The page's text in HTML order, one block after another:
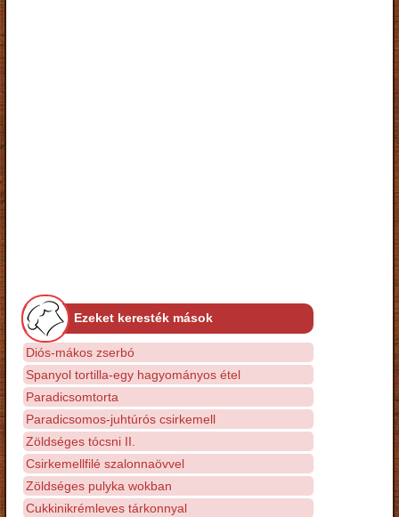
Ezeket keresték mások
Diós-mákos zserbó
Spanyol tortilla-egy hagyományos étel
Paradicsomtorta
Paradicsomos-juhtúrós csirkemell
Zöldséges tócsni II.
Csirkemellfilé szalonnaövvel
Zöldséges pulyka wokban
Cukkinikrémleves tárkonnyal